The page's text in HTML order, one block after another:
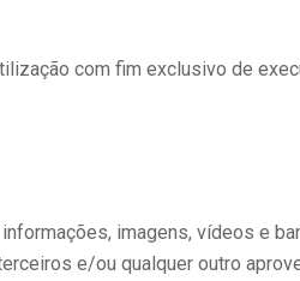
com fim exclusivo de
imagens, vídeos e
e/ou qualquer outro